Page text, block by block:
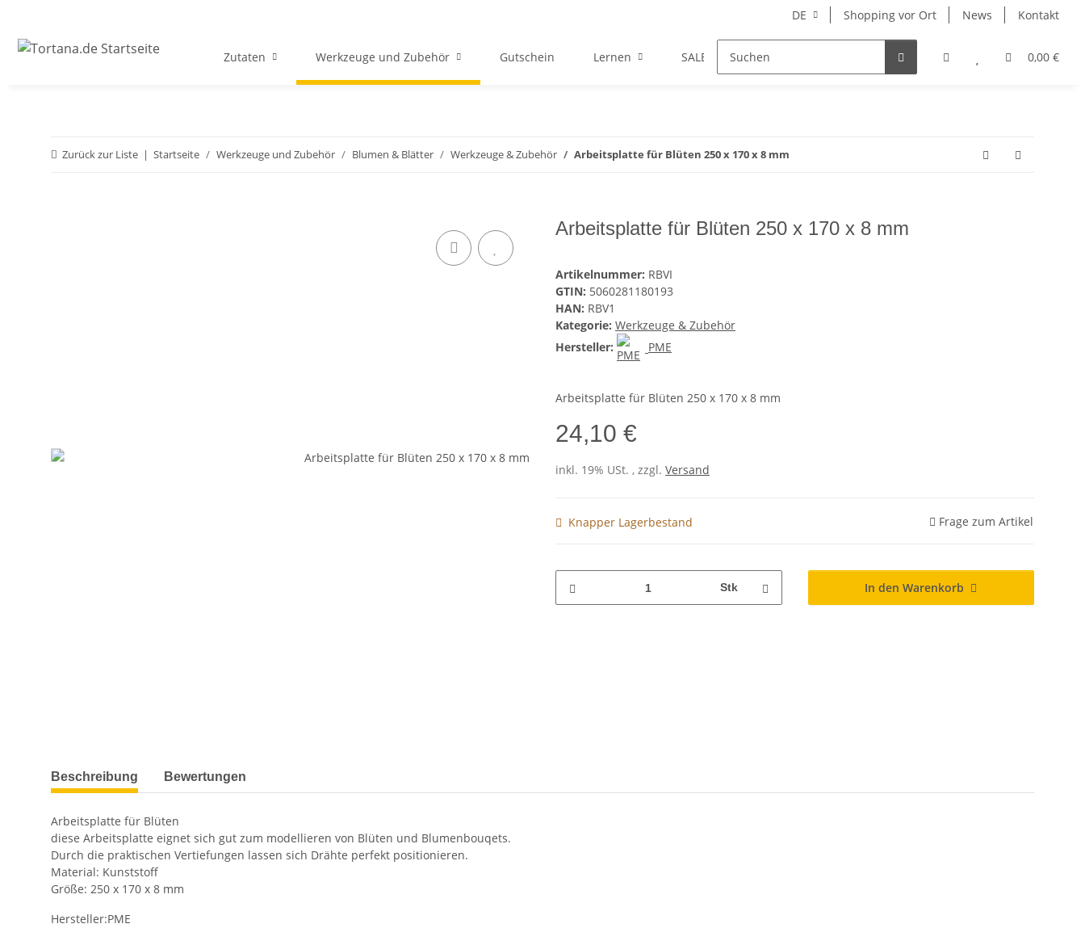
DE Shopping vor Ort News Kontakt
0,00 €
Zutaten Werkzeuge und Zubehör Gutschein Lernen SALE Hersteller
Zurück zur Liste Startseite Werkzeuge und Zubehör Blumen & Blätter Werkzeuge & Zubehör Arbeitsplatte für Blüten 250 x 170 x 8 mm
Arbeitsplatte für Blüten 250 x 170 x 8 mm
Artikelnummer: RBVI
GTIN: 5060281180193
HAN: RBV1
Kategorie: Werkzeuge & Zubehör
Hersteller:
PME
Arbeitsplatte für Blüten 250 x 170 x 8 mm
24,10 €
inkl. 19% USt. , zzgl. Versand
Knapper Lagerbestand Frage zum Artikel
Stk In den Warenkorb
weitere Registerkarten anzeigen
Beschreibung Bewertungen
Arbeitsplatte für Blüten
diese Arbeitsplatte eignet sich gut zum modellieren von Blüten und Blumenbouqets.
Durch die praktischen Vertiefungen lassen sich Drähte perfekt positionieren.
Material: Kunststoff
Größe: 250 x 170 x 8 mm
Hersteller:PME